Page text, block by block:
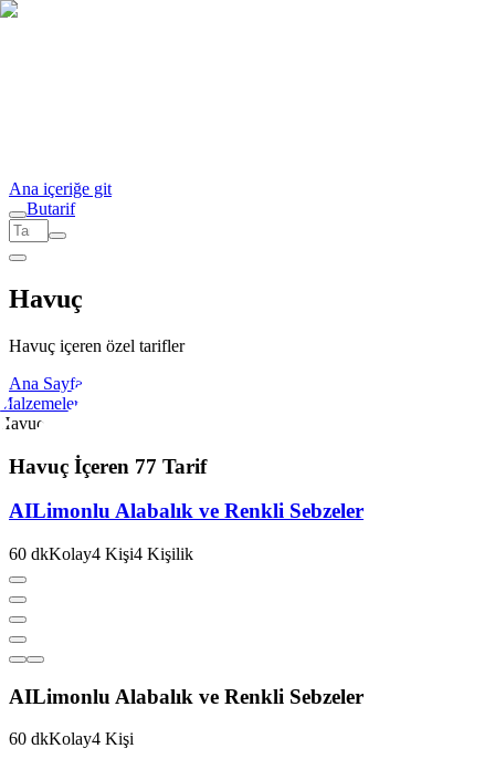
Ana içeriğe git
Butarif
Havuç
Havuç içeren özel tarifler
Ana Sayfa
Havuç İçeren 77 Tarif
AILimonlu Alabalık ve Renkli Sebzeler
60 dkKolay4 Kişi4 Kişilik
AILimonlu Alabalık ve Renkli Sebzeler
60 dkKolay4 Kişi